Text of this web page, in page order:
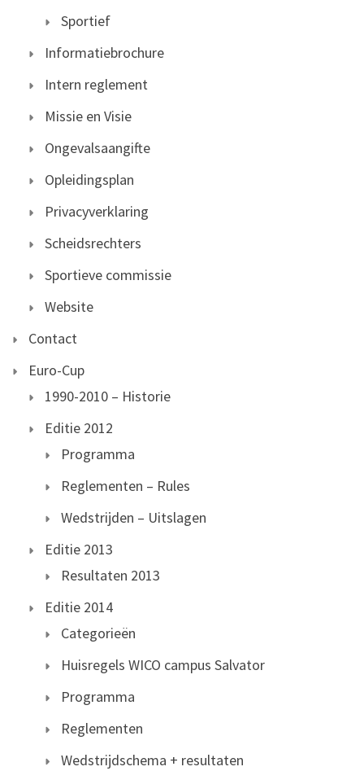
Sportief
Informatiebrochure
Intern reglement
Missie en Visie
Ongevalsaangifte
Opleidingsplan
Privacyverklaring
Scheidsrechters
Sportieve commissie
Website
Contact
Euro-Cup
1990-2010 – Historie
Editie 2012
Programma
Reglementen – Rules
Wedstrijden – Uitslagen
Editie 2013
Resultaten 2013
Editie 2014
Categorieën
Huisregels WICO campus Salvator
Programma
Reglementen
Wedstrijdschema + resultaten